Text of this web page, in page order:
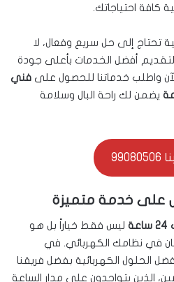
كافة احتياجاتك.
تحتاج إلى حل سريع وفعال، لا
لتقديم أفضل الخدمات بأعلى جودة
واطلب خدماتنا للحصول على فني
يضمن لك راحة البال وسلامة
على خدمة متميزة
ليس فقط خياراً بل هو
في نظامك الكهربائي. في
الحلول الكهربائية بفضل فريقنا
الذين يتواجدون على مدار الساعة